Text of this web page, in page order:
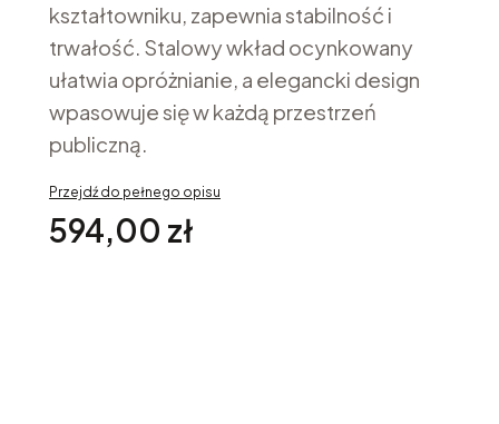
kształtowniku, zapewnia stabilność i
trwałość. Stalowy wkład ocynkowany
ułatwia opróżnianie, a elegancki design
wpasowuje się w każdą przestrzeń
publiczną.
Przejdź do pełnego opisu
Cena
594,00 zł